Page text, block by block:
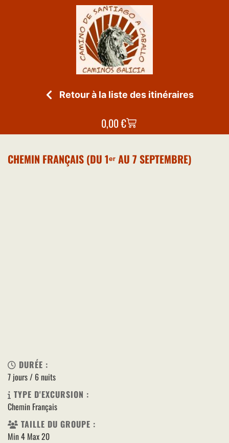
Retour à la liste des itinéraires
0,00€
CHEMIN FRANÇAIS (DU 1ᵉʳ AU 7 SEPTEMBRE)
DURÉE :
7 jours / 6 nuits
TYPE D'EXCURSION :
Chemin Français
TAILLE DU GROUPE :
Min 4 Max 20